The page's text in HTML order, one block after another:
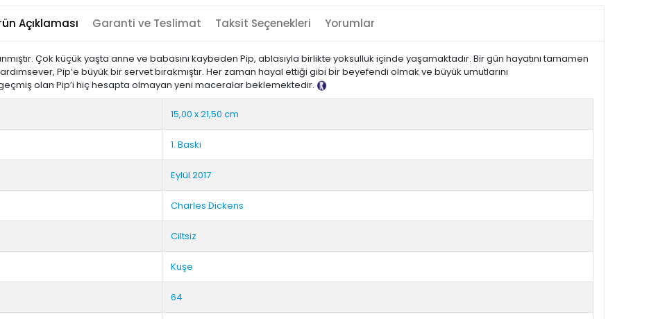
Açıklaması Garanti ve Teslimat Taksit Seçenekleri Yorumlar
Çok küçük yaşta anne ve babasını kaybeden Pip, ablasıyla birlikte yoksulluk içinde yaşamaktadır. Bir gün hayatını tamamen
Pip’e büyük bir servet bırakmıştır. Her zaman hayal ettiği gibi bir beyefendi olmak ve büyük umutlarını
olan Pip’i hiç hesapta olmayan yeni maceralar beklemektedir.
Tanıtım Metni
15,00 x 21,50 cm
1. Baskı
Eylül 2017
Charles Dickens
Ciltsiz
Kuşe
64